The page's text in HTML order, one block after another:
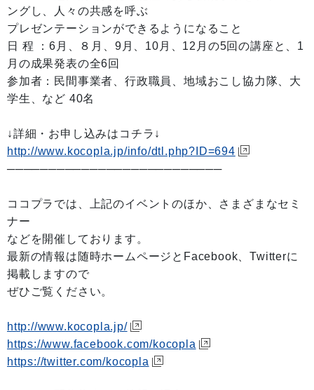
ングし、人々の共感を呼ぶ
プレゼンテーションができるようになること
日 程 ：6月、８月、9月、10月、12月の5回の講座と、1
月の成果発表の全6回
参加者：民間事業者、行政職員、地域おこし協力隊、大
学生、など 40名
↓詳細・お申し込みはコチラ↓
http://www.kocopla.jp/info/dtl.php?ID=694
──────────────────────────
ココプラでは、上記のイベントのほか、さまざまなセミ
ナー
などを開催しております。
最新の情報は随時ホームページとFacebook、Twitterに
掲載しますので
ぜひご覧ください。
http://www.kocopla.jp/
https://www.facebook.com/kocopla
https://twitter.com/kocopla